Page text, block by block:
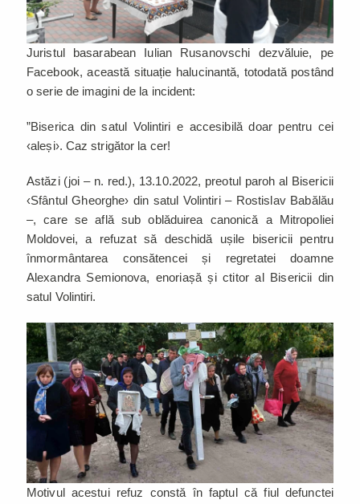
Juristul basarabean Iulian Rusanovschi dezvăluie, pe
Facebook, această situație halucinantă, totodată postând
o serie de imagini de la incident:
”Biserica din satul Volintiri e accesibilă doar pentru cei
‹aleși›. Caz strigător la cer!
Astăzi (joi – n. red.), 13.10.2022, preotul paroh al Bisericii
‹Sfântul Gheorghe› din satul Volintiri – Rostislav Babălău
–, care se află sub oblăduirea canonică a Mitropoliei
Moldovei, a refuzat să deschidă ușile bisericii pentru
înmormântarea consătencei și regretatei doamne
Alexandra Semionova, enoriașă și ctitor al Bisericii din
satul Volintiri.
Motivul acestui refuz constă în faptul că fiul defunctei